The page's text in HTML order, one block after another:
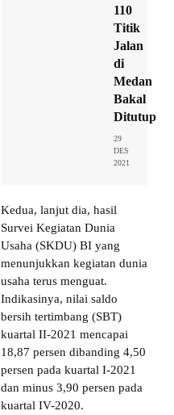
110
Titik
Jalan
di
Medan
Bakal
Ditutup
29
DES
2021
Kedua, lanjut dia, hasil
Survei Kegiatan Dunia
Usaha (SKDU) BI yang
menunjukkan kegiatan dunia
usaha terus menguat.
Indikasinya, nilai saldo
bersih tertimbang (SBT)
kuartal II-2021 mencapai
18,87 persen dibanding 4,50
persen pada kuartal I-2021
dan minus 3,90 persen pada
kuartal IV-2020.